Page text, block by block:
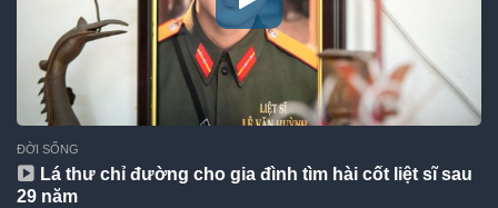
ĐỜI SỐNG
Lá thư chỉ đường cho gia đình tìm hài cốt liệt sĩ sau
29 năm